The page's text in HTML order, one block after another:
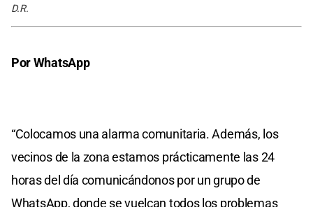
D.R.
Por WhatsApp
“Colocamos una alarma comunitaria. Además, los
vecinos de la zona estamos prácticamente las 24
horas del día comunicándonos por un grupo de
WhatsApp, donde se vuelcan todos los problemas